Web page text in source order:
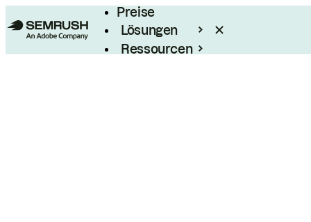
Preise
Lösungen
Ressourcen